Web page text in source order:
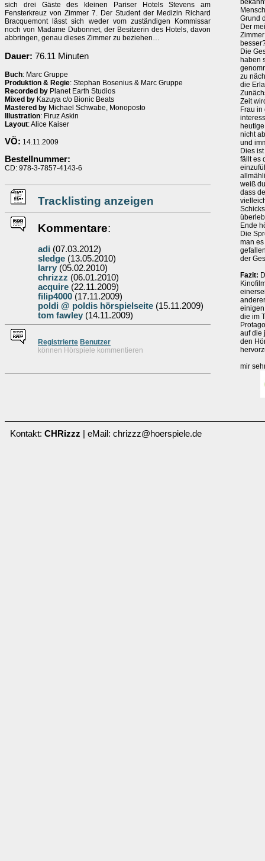
sich drei Gäste des kleinen Pariser Hotels Stevens am
Fensterkreuz von Zimmer 7. Der Student der Medizin Richard
Bracquemont lässt sich weder vom zuständigen Kommissar
noch von Madame Dubonnet, der Besitzerin des Hotels, davon
abbringen, genau dieses Zimmer zu beziehen…
Dauer: 76.11 Minuten
Buch: Marc Gruppe
Produktion & Regie: Stephan Bosenius & Marc Gruppe
Recorded by Planet Earth Studios
Mixed by Kazuya c/o Bionic Beats
Mastered by Michael Schwabe, Monoposto
Illustration: Firuz Askin
Layout: Alice Kaiser
VÖ: 14.11.2009
Bestellnummer:
CD: 978-3-7857-4143-6
Tracklisting anzeigen
Kommentare:
adi (07.03.2012)
sledge (13.05.2010)
larry (05.02.2010)
chrizzz (06.01.2010)
acquire (22.11.2009)
filip4000 (17.11.2009)
poldi @ poldis hörspielseite (15.11.2009)
tom fawley (14.11.2009)
Registrierte Benutzer
können Hörspiele kommentieren
Grund
Der
Die
haben
zu
die
Zeit
Frau
nicht
und
Dies
fällt es
weiß
dass
Ende
Die
man
der
Fazit:
die im
auf die
den
mir
Kontakt: CHRizzz | eMail: chrizzz@hoerspiele.de